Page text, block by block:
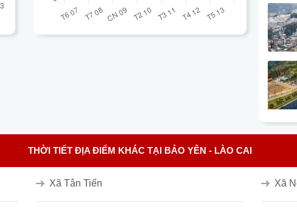
THỜI TIẾT ĐỊA ĐIỂM KHÁC TẠI BẢO YÊN - LÀO CAI
Xã Tân Tiến Xã